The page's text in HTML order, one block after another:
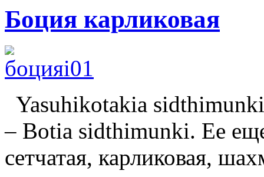
Боция карликовая
Yasuhikotakia
– Botia sidthimunki. Ее
сетчатая, карликовая,